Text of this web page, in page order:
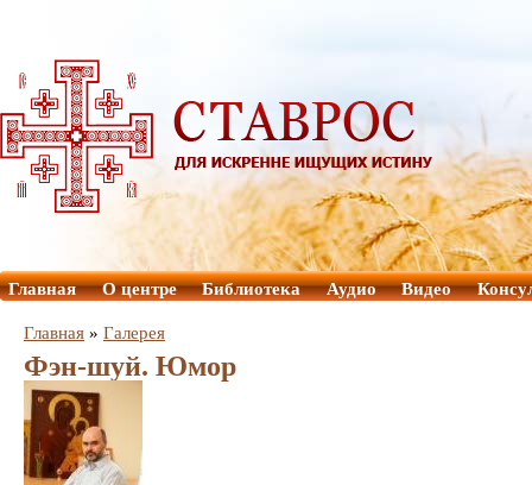
Главная О центре Библиотека Аудио Видео
Главная » Галерея
Фэн-шуй. Юмор